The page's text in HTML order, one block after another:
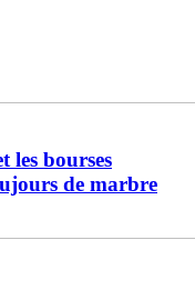
les bourses
de marbre